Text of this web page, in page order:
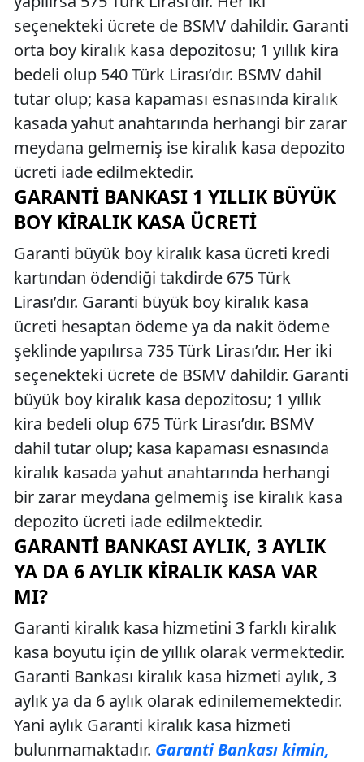
seçenekteki ücrete de BSMV dahildir. Garanti
orta boy kiralık kasa depozitosu; 1 yıllık kira
bedeli olup 540 Türk Lirası’dır. BSMV dahil
tutar olup; kasa kapaması esnasında kiralık
kasada yahut anahtarında herhangi bir zarar
meydana gelmemiş ise kiralık kasa depozito
ücreti iade edilmektedir.
GARANTI BANKASI 1 YILLIK BÜYÜK
BOY KIRALIK KASA ÜCRETI
Garanti büyük boy kiralık kasa ücreti kredi
kartından ödendiği takdirde 675 Türk
Lirası’dır. Garanti büyük boy kiralık kasa
ücreti hesaptan ödeme ya da nakit ödeme
şeklinde yapılırsa 735 Türk Lirası’dır. Her iki
seçenekteki ücrete de BSMV dahildir. Garanti
büyük boy kiralık kasa depozitosu; 1 yıllık
kira bedeli olup 675 Türk Lirası’dır. BSMV
dahil tutar olup; kasa kapaması esnasında
kiralık kasada yahut anahtarında herhangi
bir zarar meydana gelmemiş ise kiralık kasa
depozito ücreti iade edilmektedir.
GARANTI BANKASI AYLIK, 3 AYLIK
YA DA 6 AYLIK KIRALIK KASA VAR
MI?
Garanti kiralık kasa hizmetini 3 farklı kiralık
kasa boyutu için de yıllık olarak vermektedir.
Garanti Bankası kiralık kasa hizmeti aylık, 3
aylık ya da 6 aylık olarak edinilememektedir.
Yani aylık Garanti kiralık kasa hizmeti
bulunmamaktadır. Garanti Bankası kimin,